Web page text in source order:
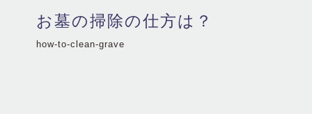
お墓の掃除の仕方は？
how-to-clean-grave